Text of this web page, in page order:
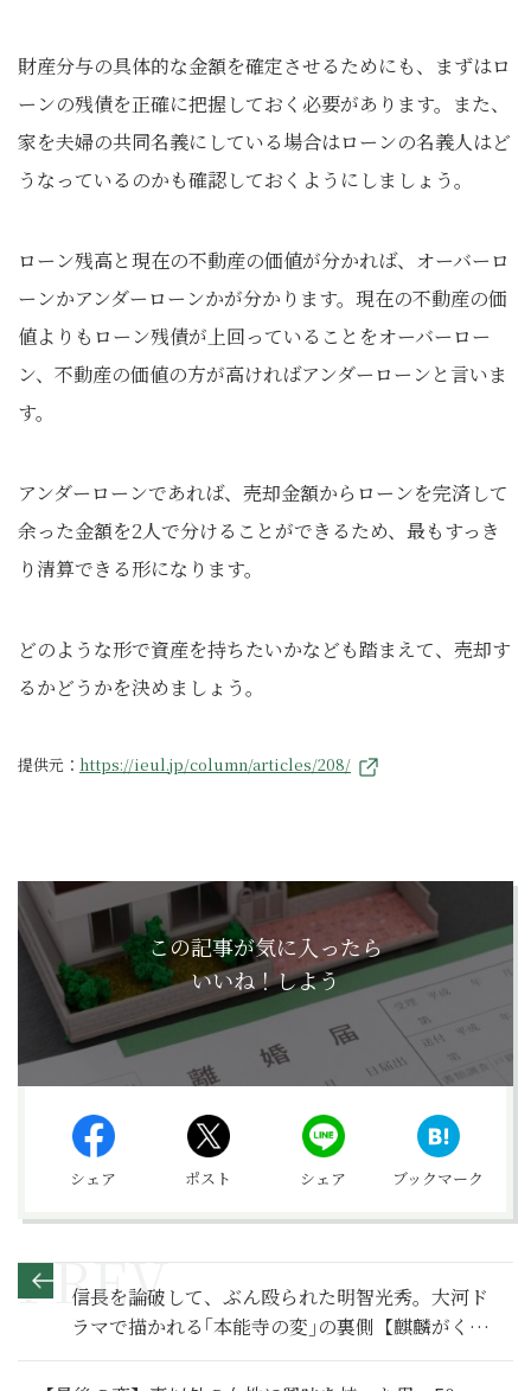
財産分与の具体的な金額を確定させるためにも、まずはロ
ーンの残債を正確に把握しておく必要があります。また、
家を夫婦の共同名義にしている場合はローンの名義人はど
うなっているのかも確認しておくようにしましょう。
ローン残高と現在の不動産の価値が分かれば、オーバーロ
ーンかアンダーローンかが分かります。現在の不動産の価
値よりもローン残債が上回っていることをオーバーロー
ン、不動産の価値の方が高ければアンダーローンと言いま
す。
アンダーローンであれば、売却金額からローンを完済して
余った金額を2人で分けることができるため、最もすっき
り清算できる形になります。
どのような形で資産を持ちたいかなども踏まえて、売却す
るかどうかを決めましょう。
提供元： https://ieul.jp/column/articles/208/
この記事が気に入ったら
いいね！しよう
シェア ポスト シェア ブックマーク
信長を論破して、ぶん殴られた明智光秀。大河ド
ラマで描かれる｢本能寺の変｣の裏側【麒麟がくる
満喫リポート】